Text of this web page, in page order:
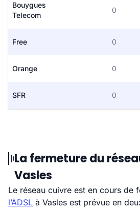
Bouygues
Telecom
0
Free 0
Orange 0
SFR 0
La fermeture du
Vasles
Le réseau cuivre est en cours de
l’ADSL à Vasles est prévue en